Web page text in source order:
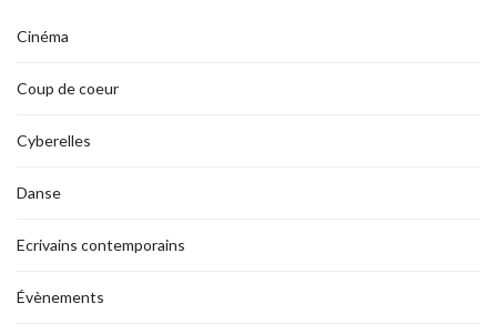
Cinéma
Coup de coeur
Cyberelles
Danse
Ecrivains contemporains
Évènements